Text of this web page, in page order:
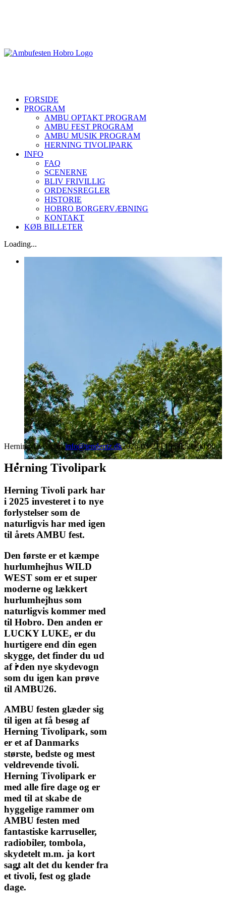
FORSIDE
PROGRAM
AMBU OPTAKT PROGRAM
AMBU FEST PROGRAM
AMBU MUSIK PROGRAM
HERNING TIVOLIPARK
INFO
FAQ
SCENERNE
BLIV FRIVILLIG
ORDENSREGLER
HISTORIE
HOBRO BORGERVÆBNING
KONTAKT
KØB BILLETER
Loading...
Herning Tivoliparkinfo@tendentz.dk2026-03-21T10:50:59+00:00
Herning Tivolipark
Herning Tivoli park har
i 2025 investeret i to nye
forlystelser som de
naturligvis har med igen
til årets AMBU fest.
Den første er et kæmpe
hurlumhejhus WILD
WEST som er et super
moderne og lækkert
hurlumhejhus som
naturligvis kommer med
til Hobro. Den anden er
LUCKY LUKE, er du
hurtigere end din egen
skygge, det finder du ud
af i den nye skydevogn
som du igen kan prøve
til AMBU26.
AMBU festen glæder sig
til igen at få besøg af
Herning Tivolipark, som
er et af Danmarks
største, bedste og mest
veldrevende tivoli.
Herning Tivolipark er
med alle fire dage og er
med til at skabe de
hyggelige rammer om
AMBU festen med
fantastiske karruseller,
radiobiler, tombola,
skydetelt m.m. ja kort
sagt alt det du kender fra
et tivoli, fest og glade
dage.